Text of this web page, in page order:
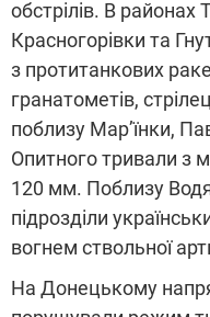
обстрілів. В
Красногорівки та
з протитанкових
гранатометів,
поблизу Мар’їнки,
Опитного тривали з
120 мм. Поблизу
підрозділи
вогнем ствольної
На Донецькому